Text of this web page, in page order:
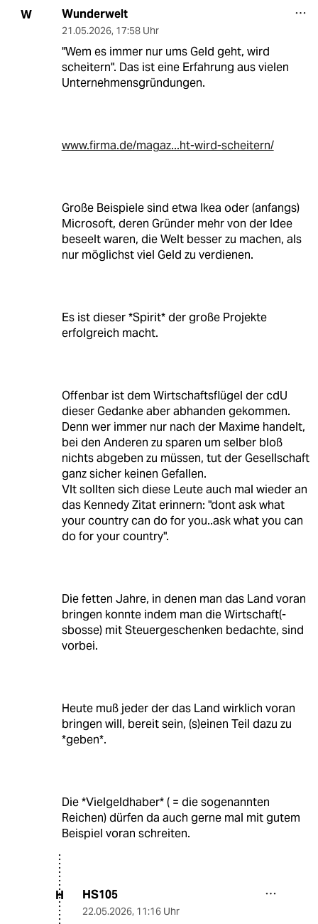
W Wunderwelt
21.05.2026, 17:58 Uhr
"Wem es immer nur ums Geld geht, wird
scheitern". Das ist eine Erfahrung aus vielen
Unternehmensgründungen.
www.firma.de/magaz...ht-wird-scheitern/
Große Beispiele sind etwa Ikea oder (anfangs)
Microsoft, deren Gründer mehr von der Idee
beseelt waren, die Welt besser zu machen, als
nur möglichst viel Geld zu verdienen.
Es ist dieser *Spirit* der große Projekte
erfolgreich macht.
Offenbar ist dem Wirtschaftsflügel der cdU
dieser Gedanke aber abhanden gekommen.
Denn wer immer nur nach der Maxime handelt,
bei den Anderen zu sparen um selber bloß
nichts abgeben zu müssen, tut der Gesellschaft
ganz sicher keinen Gefallen.
Vlt sollten sich diese Leute auch mal wieder an
das Kennedy Zitat erinnern: "dont ask what
your country can do for you..ask what you can
do for your country".
Die fetten Jahre, in denen man das Land voran
bringen konnte indem man die Wirtschaft(-
sbosse) mit Steuergeschenken bedachte, sind
vorbei.
Heute muß jeder der das Land wirklich voran
bringen will, bereit sein, (s)einen Teil dazu zu
*geben*.
Die *Vielgeldhaber* ( = die sogenannten
Reichen) dürfen da auch gerne mal mit gutem
Beispiel voran schreiten.
H HS105
22.05.2026, 11:16 Uhr